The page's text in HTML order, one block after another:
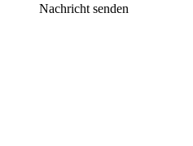
Nachricht senden